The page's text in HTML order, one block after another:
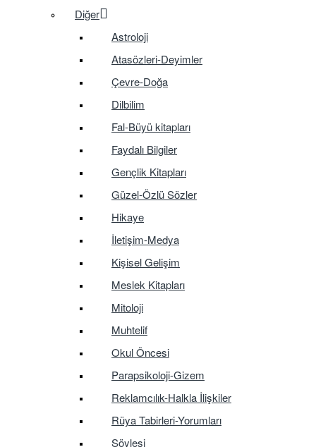
Diğer
Astroloji
Atasözleri-Deyimler
Çevre-Doğa
Dilbilim
Fal-Büyü kitapları
Faydalı Bilgiler
Gençlik Kitapları
Güzel-Özlü Sözler
Hikaye
İletişim-Medya
Kişisel Gelişim
Meslek Kitapları
Mitoloji
Muhtelif
Okul Öncesi
Parapsikoloji-Gizem
Reklamcılık-Halkla İlişkiler
Rüya Tabirleri-Yorumları
Söyleşi